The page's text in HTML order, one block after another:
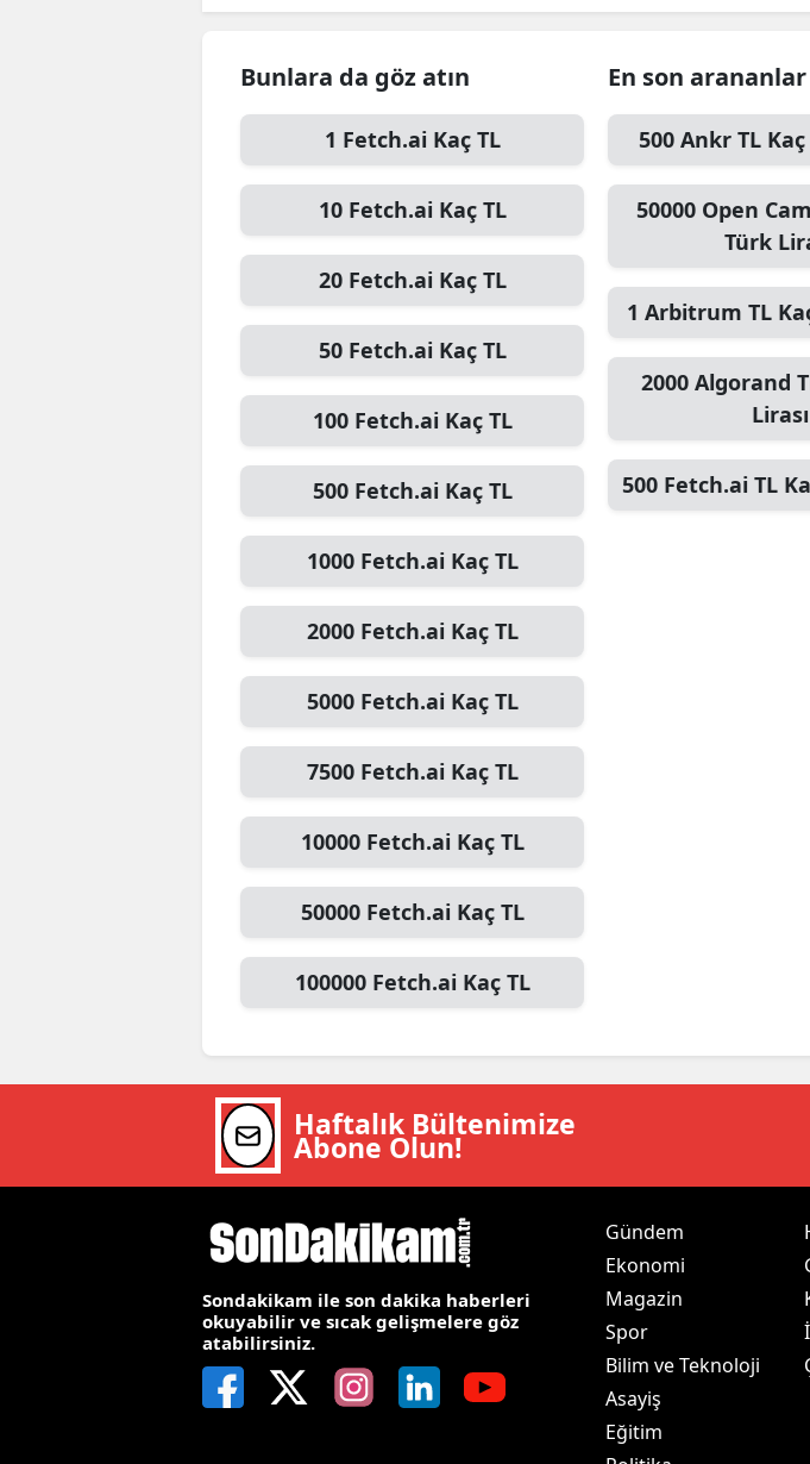
Çanakkale
Denizli
Diyarbakır
Erzincan
Gaziantep
Hakkari
Hatay
Isparta
Mersin
İstanbul
İzmir
Kars
Kırşehir
Bunlara da göz atın
1 Fetch.ai Kaç TL
10 Fetch.ai Kaç TL
20 Fetch.ai Kaç TL
50 Fetch.ai Kaç TL
100 Fetch.ai Kaç TL
500 Fetch.ai Kaç TL
1000 Fetch.ai Kaç TL
2000 Fetch.ai Kaç TL
5000 Fetch.ai Kaç TL
7500 Fetch.ai Kaç TL
10000 Fetch.ai Kaç TL
50000 Fetch.ai Kaç TL
100000 Fetch.ai Kaç TL
En son arananlar
500 Ankr TLKaç
50000 Open
Türk
1Arbitrum TL
2000Algorand
Lirası
500 Fetch.ai TL
Haftalık Bültenimize
Abone Olun!
Sondakikam ile son dakika haberleri
okuyabilir ve sıcak gelişmelere göz
atabilirsiniz.
Gündem
Ekonomi
Magazin
Spor
Bilim ve Teknoloji
Asayiş
Eğitim